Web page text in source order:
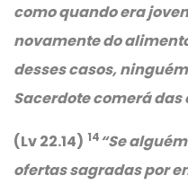
como quando era
novamente do
desses casos,
Sacerdote comerá
(Lv 22.14) 14“Se
ofertas sagradas por